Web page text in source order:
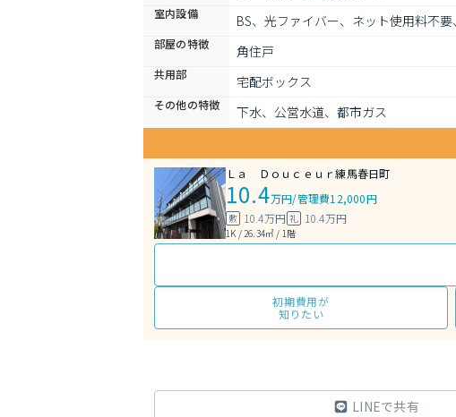
室内設備 BS、光ファイバー、ネット使用料不要
部屋の特徴 角住戸
共用部 宅配ボックス
その他の特徴
下水、公営水道、都市ガス
Ｌａ Ｄｏｕｃｅｕｒ練馬春日町
10.4万円/管理費12,000円
敷 10.4万円 礼 10.4万円
1K / 26.34㎡ / 1階
初期費用が
知りたい
LINEで共有